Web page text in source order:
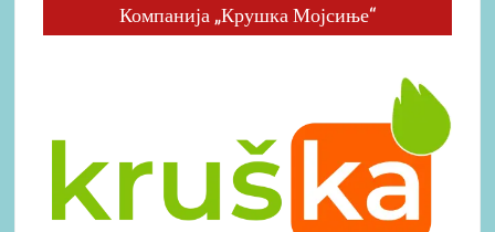
Компанија „Крушка Мојсиње“